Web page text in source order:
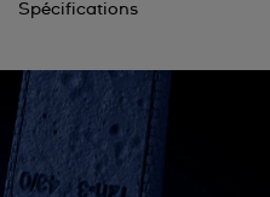
Spécifications